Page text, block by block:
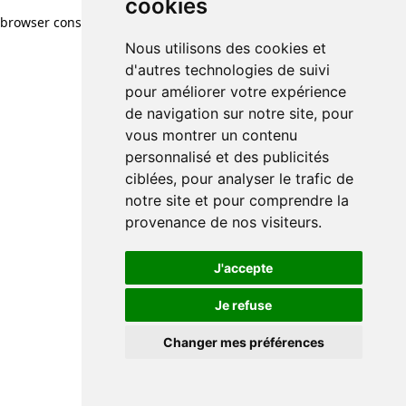
cookies
Nous utilisons des cookies et
d'autres technologies de suivi
pour améliorer votre expérience
de navigation sur notre site, pour
vous montrer un contenu
personnalisé et des publicités
ciblées, pour analyser le trafic de
notre site et pour comprendre la
provenance de nos visiteurs.
J'accepte
Je refuse
Changer mes préférences
browser console for more information)